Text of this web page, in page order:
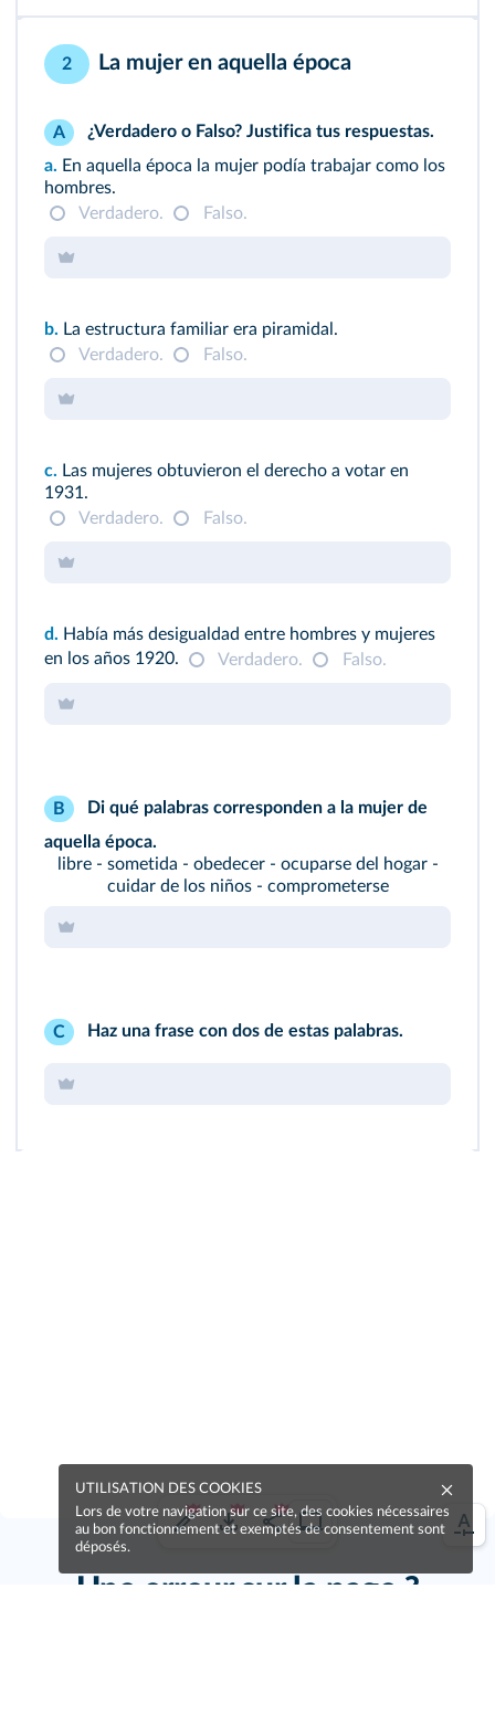
2 La mujer en aquella época
A
¿Verdadero o Falso? Justifica tus respuestas.
a. En aquella época la mujer podía trabajar como los
hombres.
Verdadero.
Falso.
b. La estructura familiar era piramidal.
Verdadero.
Falso.
c. Las mujeres obtuvieron el derecho a votar en
1931.
Verdadero.
Falso.
d. Había más desigualdad entre hombres y mujeres
en los años 1920.
Verdadero. Falso.
B
Di qué palabras corresponden a la mujer de
aquella época.
libre - sometida - obedecer - ocuparse del hogar -
cuidar de los niños - comprometerse
C Haz una frase con dos de estas palabras.
Une erreur sur la page ?
UTILISATION DES COOKIES
Lors de votre navigation sur ce site, des cookies nécessaires
au bon fonctionnement et exemptés de consentement sont
déposés.